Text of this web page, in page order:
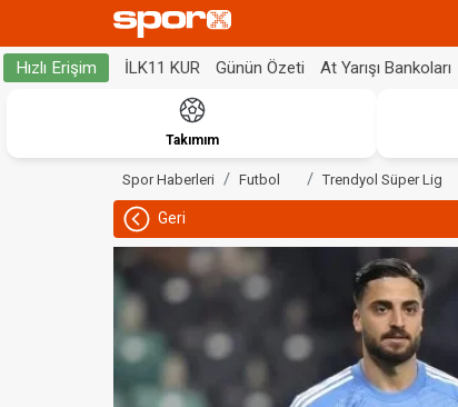
Hızlı Erişim İLK11 KUR Günün Özeti At Yarışı Bankoları
Takımım
Spor Haberleri Futbol Trendyol Süper Lig
Geri